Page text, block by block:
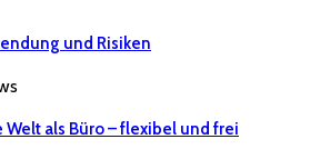
und Risiken
als Büro – flexibel und frei